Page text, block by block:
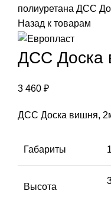
полиуретана ДСС
Назад к товарам
ДСС Доска
3 460 ₽
ДСС Доска вишня,
Габариты
Высота